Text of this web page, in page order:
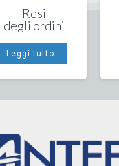
Resi
degli ordini
Leggi tutto